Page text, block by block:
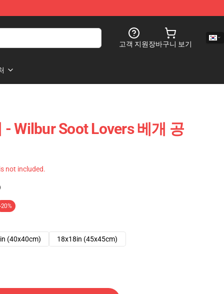
고객 지원장바구니 보기
Wilbur Soot Lovers 베개 공
not included.
-20%
(40x40cm) 18x18in (45x45cm)